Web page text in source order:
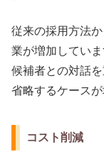
従来の採用方法
業が増加してい
候補者との対話
省略するケースが
コスト削減